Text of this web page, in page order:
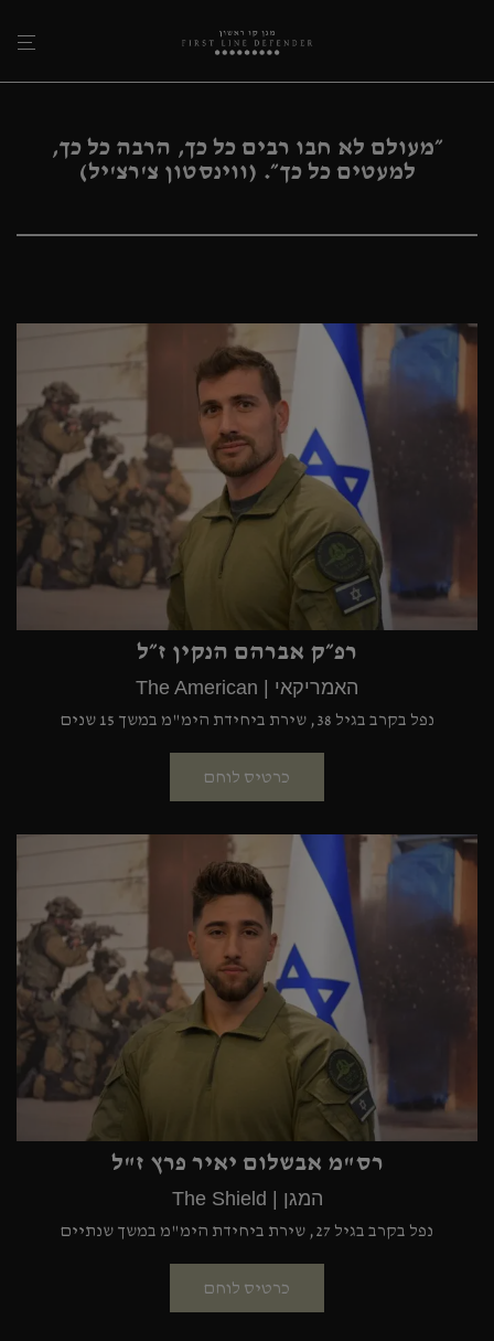
״מעולם לא חבו רבים כל כך, הרבה כל כך,
למעטים כל כך״. (ווינסטון צ'רצ'יל)
רס"מ אבשלום יאיר פרץ ז"ל
המגן | The Shield
נפל בקרב בגיל 27, שירת ביחידת הימ"מ במשך שנתיים
כרטיס לוחם
רפ״ק אברהם הנקין ז״ל
האמריקאי | The American
נפל בקרב בגיל 38, שירת ביחידת הימ"מ במשך 15 שנים
כרטיס לוחם